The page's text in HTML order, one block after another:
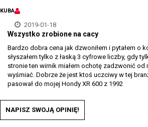
KUBA
2019-01-18
Wszystko zrobione na cacy
Bardzo dobra cena jak dzwoniłem i pytałem o
słyszałem tylko z łaską 3 cyfrowe liczby, gdy
stronie ten wirnik miałem ochotę zadzwonić od
wyśmiać. Dobrze że jest ktoś uczciwy w tej
pasował do mojej Hondy XR 600 z 1992
NAPISZ SWOJĄ OPINIĘ!